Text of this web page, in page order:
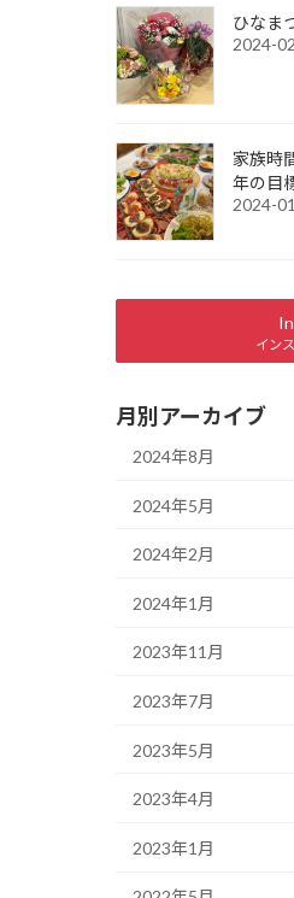
ひなま
2024-
家族時
年の目
2024-
イン
月別アーカイブ
2024年8月
2024年5月
2024年2月
2024年1月
2023年11月
2023年7月
2023年5月
2023年4月
2023年1月